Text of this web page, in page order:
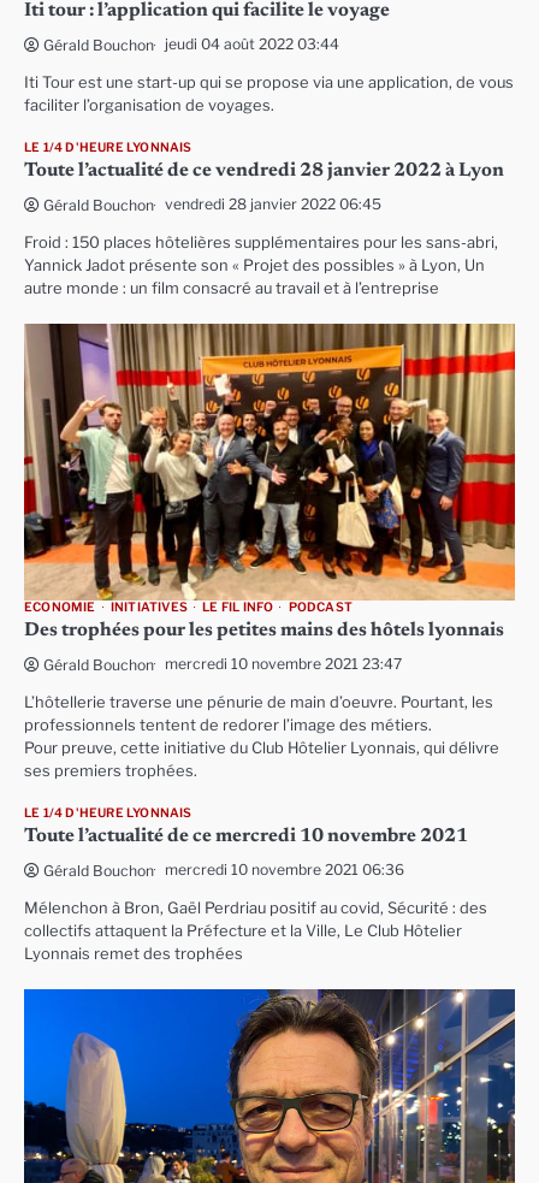
Iti tour : l’application qui facilite le voyage
Gérald Bouchon jeudi 04 août 2022 03:44
Iti Tour est une start-up qui se propose via une application, de vous
faciliter l’organisation de voyages.
LE 1/4 D'HEURE LYONNAIS
Toute l’actualité de ce vendredi 28 janvier 2022 à Lyon
Gérald Bouchon vendredi 28 janvier 2022 06:45
Froid : 150 places hôtelières supplémentaires pour les sans-abri,
Yannick Jadot présente son « Projet des possibles » à Lyon, Un
autre monde : un film consacré au travail et à l’entreprise
ECONOMIE INITIATIVES LE FIL INFO PODCAST
Des trophées pour les petites mains des hôtels lyonnais
Gérald Bouchon mercredi 10 novembre 2021 23:47
L’hôtellerie traverse une pénurie de main d’oeuvre. Pourtant, les
professionnels tentent de redorer l’image des métiers.
Pour preuve, cette initiative du Club Hôtelier Lyonnais, qui délivre
ses premiers trophées.
LE 1/4 D'HEURE LYONNAIS
Toute l’actualité de ce mercredi 10 novembre 2021
Gérald Bouchon mercredi 10 novembre 2021 06:36
Mélenchon à Bron, Gaël Perdriau positif au covid, Sécurité : des
collectifs attaquent la Préfecture et la Ville, Le Club Hôtelier
Lyonnais remet des trophées